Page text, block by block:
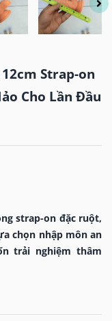
Strap-on
Cho Lần Đầu
strap-on đặc ruột,
chọn nhập môn an
trải nghiệm thâm